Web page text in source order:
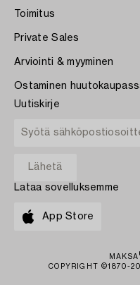
Toimitus
Private Sales
Arviointi & myyminen
Ostaminen
Uutiskirje
Lataa sovelluksemme
App Store
MAKSA
COPYRIGHT ©1870-